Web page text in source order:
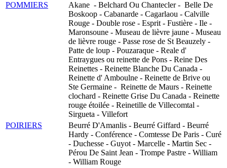
POMMIERS
Akane - Belchard Ou Chantecler - Belle De
Boskoop - Cabanarde - Cagarlaou - Calville
Rouge - Double rose - Esprit - Fustière - Ile -
Maronsoune - Museau de lièvre jaune - Museau
de lièvre rouge - Passe rose de St Beauzely -
Patte de loup - Pouzaraque - Reale d'
Entraygues ou reinette de Pons - Reine Des
Reinettes - Reinette Blanche Du Canada -
Reinette d' Amboulne - Reinette de Brive ou
Ste Germaine - Reinette de Maurs - Reinette
clochard - Reinette Grise Du Canada - Reinette
rouge étoilée - Reinetille de Villecomtal -
Sirgueta - Villefort
POIRIERS
Beurré D'Amanlis - Beurré Giffard - Beurré
Hardy - Conférence - Comtesse De Paris - Curé
- Duchesse - Guyot - Marcelle - Martin Sec -
Pérou De Saint Jean - Trompe Pastre - William
- William Rouge